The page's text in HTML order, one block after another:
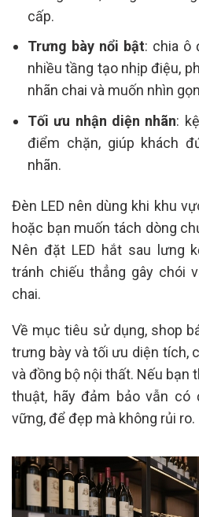
cấp.
Trưng bày nổi bật: chia ô
nhiều tầng tạo nhịp điệu,
nhãn chai và muốn nhìn
Tối ưu nhận diện nhãn:
điểm chặn, giúp khách
nhãn.
Đèn LED nên dùng khi khu
hoặc bạn muốn tách dòng
Nên đặt LED hắt sau lưng
tránh chiếu thẳng gây chói
chai.
Về mục tiêu sử dụng, shop
trưng bày và tối ưu diện tích,
và đồng bộ nội thất. Nếu bạn
thuật, hãy đảm bảo vẫn có
vững, để đẹp mà không rủi ro.